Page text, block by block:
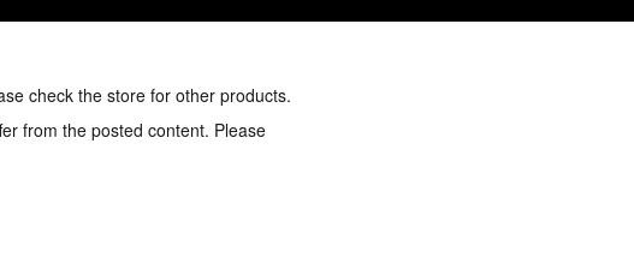
check the store for other products.
from the posted content. Please